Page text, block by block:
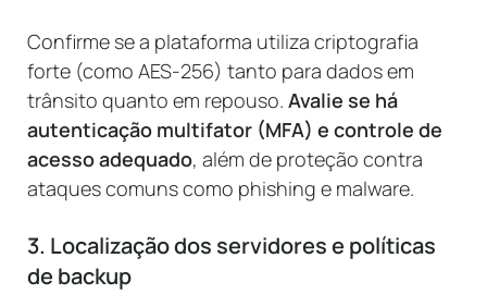
Confirme se a plataforma utiliza criptografia
forte (como AES-256) tanto para dados em
trânsito quanto em repouso. Avalie se há
autenticação multifator (MFA) e controle de
acesso adequado, além de proteção contra
ataques comuns como phishing e malware.
3. Localização dos servidores e políticas
de backup